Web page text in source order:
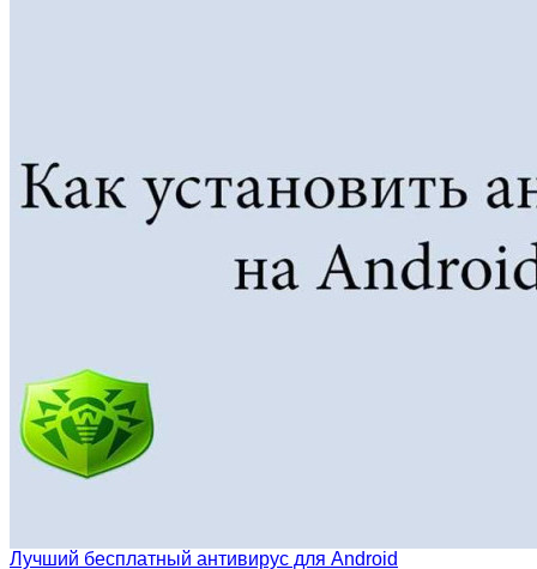
Лучший бесплатный антивирус для Android